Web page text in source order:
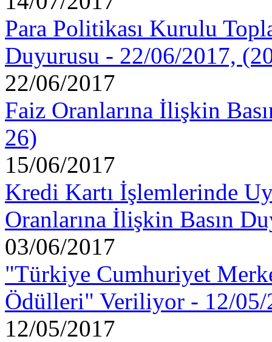
Para Politikası Kurulu
Duyurusu - 22/06/2017,
22/06/2017
Faiz Oranlarına İlişkin
26)
15/06/2017
Kredi Kartı İşlemlerinde
Oranlarına İlişkin Basın
03/06/2017
"Türkiye Cumhuriyet
Ödülleri" Veriliyor - 12/05/
12/05/2017